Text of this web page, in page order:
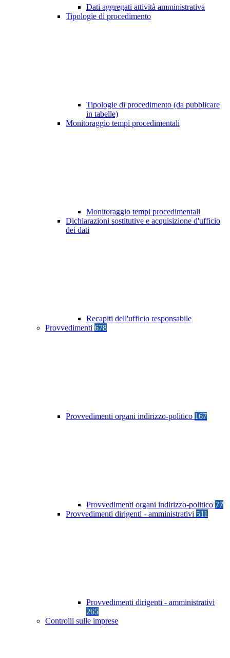
Dati aggregati attività amministrativa
Tipologie di procedimento
Tipologie di procedimento (da pubblicare
in tabelle)
Monitoraggio tempi procedimentali
Monitoraggio tempi procedimentali
Dichiarazioni sostitutive e acquisizione d'ufficio
dei dati
Recapiti dell'ufficio responsabile
Provvedimenti 678
Provvedimenti organi indirizzo-politico 167
Provvedimenti organi indirizzo-politico 77
Provvedimenti dirigenti - amministrativi 511
Provvedimenti dirigenti - amministrativi
265
Controlli sulle imprese